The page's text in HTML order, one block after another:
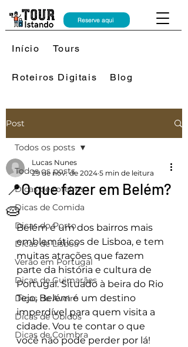
Reserve aqui
Início Tours
Roteiros Digitais Blog
Post
Todos os posts
Dicas de roteiros
Dicas de Comida
Dicas do Porto
Dicas de Lisboa
Verão em Portugal
Dicas de Guimarães
Dicas de Aveiro
Dicas de Óbidos
Dicas de Coimbra
Todos os posts
📍O que fazer em Belém?
🥧
Lucas Nunes
29 de nov. de 2024 5 min de leitura
Belém é um dos bairros mais
emblemáticos de Lisboa, e tem
muitas atrações que fazem
parte da história e cultura de
Portugal. Situado à beira do Rio
Tejo, Belém é um destino
imperdível para quem visita a
cidade. Vou te contar o que
você não pode perder por lá!